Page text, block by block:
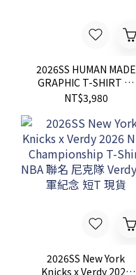
2026SS HUMAN MADE
GRAPHIC T-SHIRT 吃
PIZZA 北極熊 短T 現貨
HM31TE031
NT$3,980
2026SS New York
Knicks x Verdy 2026